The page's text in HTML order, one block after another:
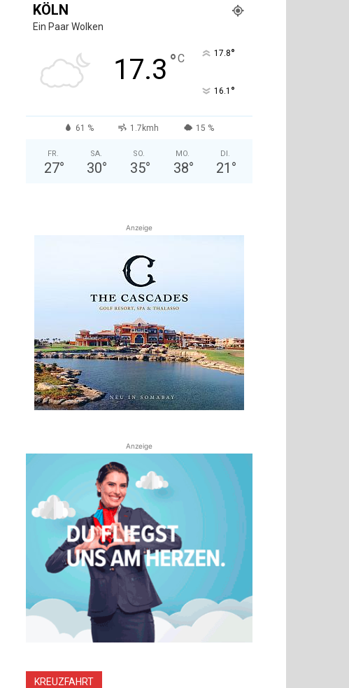
KÖLN
Ein Paar Wolken
17.3 °C 17.8°
16.1 °
61 % 1.7kmh 15 %
FR.
27°
SA.
30°
SO.
35°
MO.
38°
DI.
21 °
Anzeige
Anzeige
KREUZFAHRT